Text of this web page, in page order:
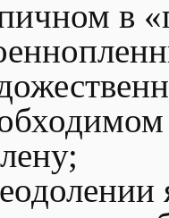
в